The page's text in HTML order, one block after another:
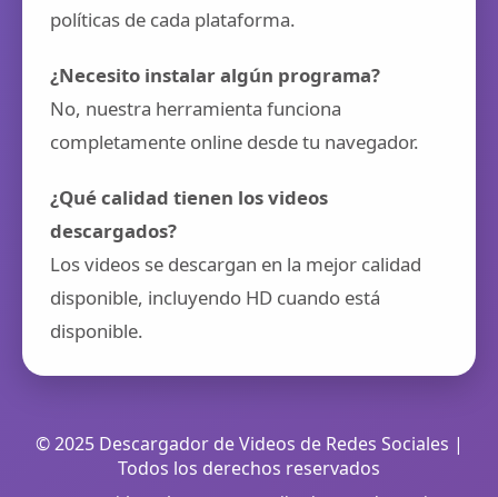
políticas de cada plataforma.
¿Necesito instalar algún programa?
No, nuestra herramienta funciona
completamente online desde tu navegador.
¿Qué calidad tienen los videos
descargados?
Los videos se descargan en la mejor calidad
disponible, incluyendo HD cuando está
disponible.
© 2025 Descargador de Videos de Redes Sociales |
Todos los derechos reservados